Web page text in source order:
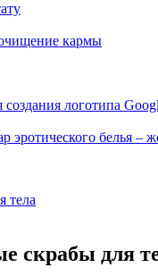
кармы
создания логотипа
эротического белья –
скрабы для